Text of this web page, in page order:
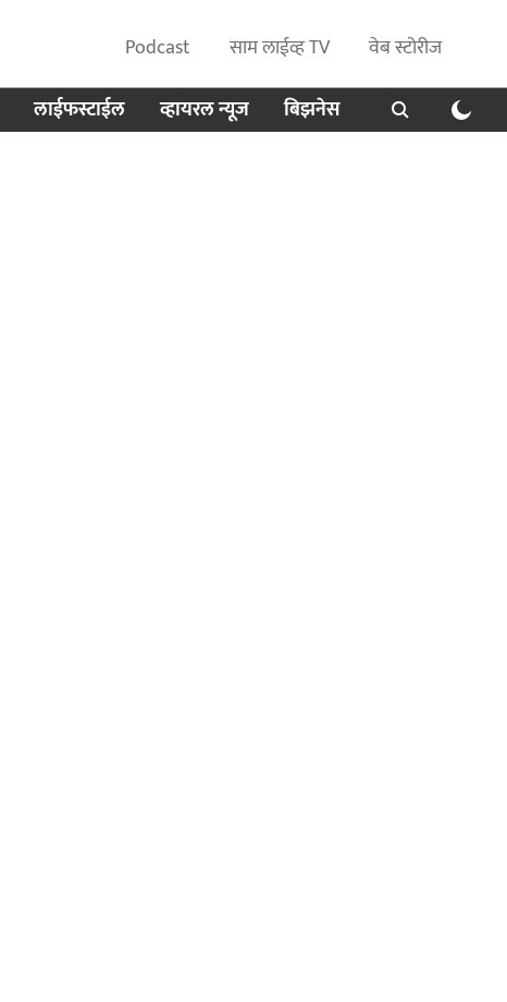
Podcast साम लाईव्ह TV
वेब स्टोरीज
लाईफस्टाईल व्हायरल न्यूज बिझनेस